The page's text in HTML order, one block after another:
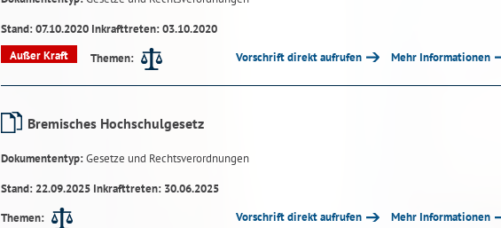
Stand: 07.10.2020 Inkrafttreten: 03.10.2020
Außer Kraft
Themen: Vorschrift direkt aufrufen Mehr Informationen
Bremisches Hochschulgesetz
Dokumententyp:Gesetze und Rechtsverordnungen
Stand: 22.09.2025 Inkrafttreten: 30.06.2025
Themen:
Vorschrift direkt aufrufen Mehr Informationen